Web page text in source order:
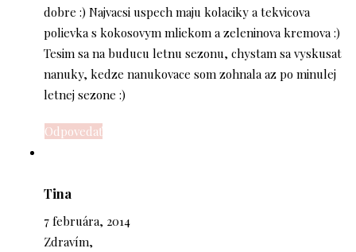
dobre :) Najvacsi uspech maju kolaciky a tekvicova
polievka s kokosovym mliekom a zeleninova kremova :)
Tesim sa na buducu letnu sezonu, chystam sa vyskusat
nanuky, kedze nanukovace som zohnala az po minulej
letnej sezone :)
Odpovedať
Tina
7 februára, 2014
Zdravím,